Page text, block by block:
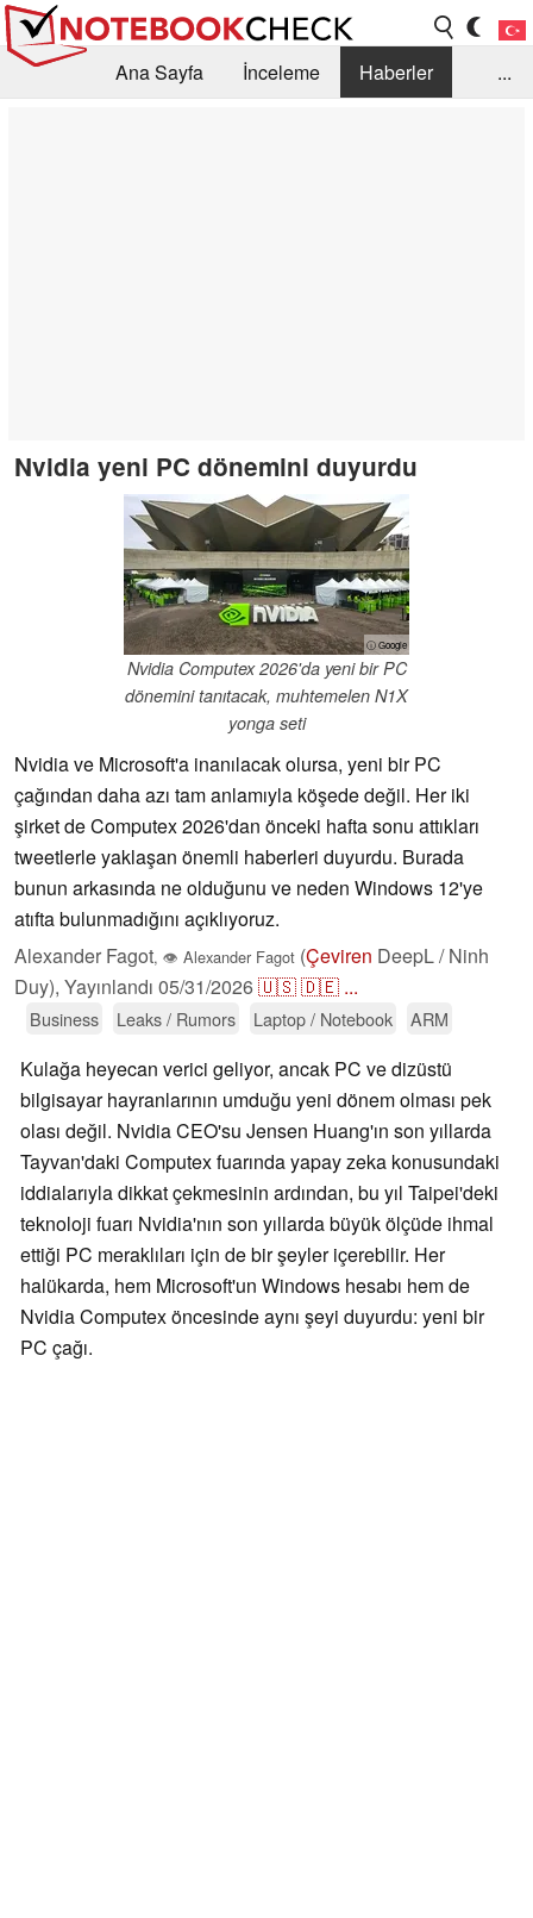
Ana Sayfa İnceleme
Haberler
...
Nvidia yeni PC dönemini duyurdu
ⓘ Google
Nvidia Computex 2026'da yeni bir PC
dönemini tanıtacak, muhtemelen N1X
yonga seti
Nvidia ve Microsoft'a inanılacak olursa, yeni bir PC
çağından daha azı tam anlamıyla köşede değil. Her iki
şirket de Computex 2026'dan önceki hafta sonu attıkları
tweetlerle yaklaşan önemli haberleri duyurdu. Burada
bunun arkasında ne olduğunu ve neden Windows 12'ye
atıfta bulunmadığını açıklıyoruz.
Alexander Fagot, 👁 Alexander Fagot (Çeviren DeepL / Ninh
Duy), Yayınlandı 05/31/2026🇺🇸🇩🇪 ...
Business Leaks / Rumors Laptop / Notebook ARM
Kulağa heyecan verici geliyor, ancak PC ve dizüstü
bilgisayar hayranlarının umduğu yeni dönem olması pek
olası değil. Nvidia CEO'su Jensen Huang'ın son yıllarda
Tayvan'daki Computex fuarında yapay zeka konusundaki
iddialarıyla dikkat çekmesinin ardından, bu yıl Taipei'deki
teknoloji fuarı Nvidia'nın son yıllarda büyük ölçüde ihmal
ettiği PC meraklıları için de bir şeyler içerebilir. Her
halükarda, hem Microsoft'un Windows hesabı hem de
Nvidia Computex öncesinde aynı şeyi duyurdu: yeni bir
PC çağı.